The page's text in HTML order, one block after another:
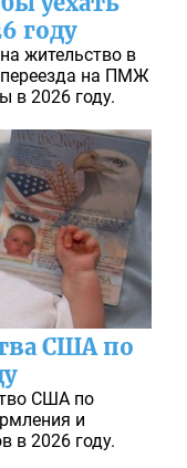
году
жительство в
на ПМЖ
в 2026 году.
США по
США по
и
в 2026 году.